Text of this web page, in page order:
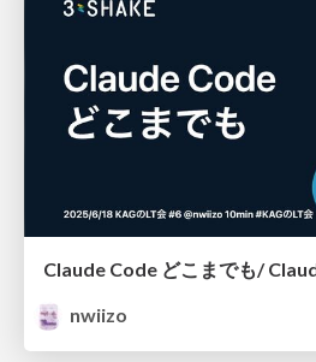
Claude Code どこまでも/
nwiizo